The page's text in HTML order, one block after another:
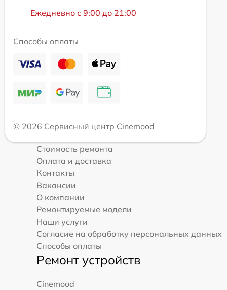
Ежедневно с 9:00 до 21:00
Способы оплаты
© 2026 Сервисный центр Cinemood
Стоимость ремонта
Оплата и доставка
Контакты
Вакансии
О компании
Ремонтируемые модели
Наши услуги
Согласие на обработку персональных данных
Способы оплаты
Ремонт устройств
Cinemood